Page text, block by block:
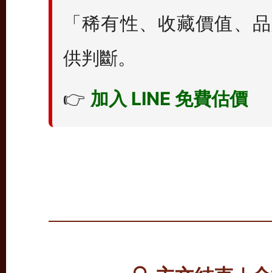
「稀有性、收藏價值、
供判斷。
👉 加入 LINE 免費估價